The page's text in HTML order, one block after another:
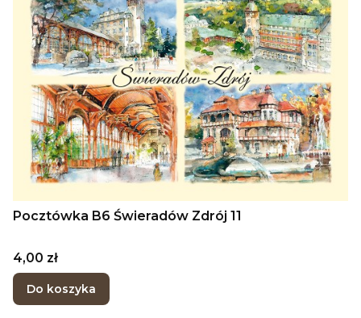
Pocztówka B6 Świeradów Zdrój 11
Cena
4,00 zł
Do koszyka